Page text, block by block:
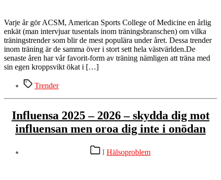
Varje år gör ACSM, American Sports College of Medicine en årlig
enkät (man intervjuar tusentals inom träningsbranschen) om vilka
träningstrender som blir de mest populära under året. Dessa trender
inom träning är de samma över i stort sett hela västvärlden.De
senaste åren har vår favorit-form av träning nämligen att träna med
sin egen kroppsvikt ökat i […]
Etiketter
Trender
Influensa 2025 – 2026 – skydda dig mot
influensan men oroa dig inte i onödan
Kategorier
I Hälsoproblem